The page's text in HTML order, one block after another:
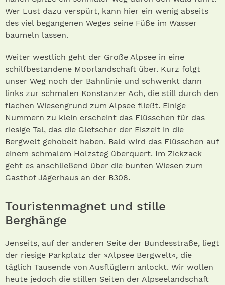
Wer Lust dazu verspürt, kann hier ein wenig abseits
des viel begangenen Weges seine Füße im Wasser
baumeln lassen.
Weiter westlich geht der Große Alpsee in eine
schilfbestandene Moorlandschaft über. Kurz folgt
unser Weg noch der Bahnlinie und schwenkt dann
links zur schmalen Konstanzer Ach, die still durch den
flachen Wiesengrund zum Alpsee fließt. Einige
Nummern zu klein erscheint das Flüsschen für das
riesige Tal, das die Gletscher der Eiszeit in die
Bergwelt gehobelt haben. Bald wird das Flüsschen auf
einem schmalem Holzsteg überquert. Im Zickzack
geht es anschließend über die bunten Wiesen zum
Gasthof Jägerhaus an der B308.
Touristenmagnet und stille
Berghänge
Jenseits, auf der anderen Seite der Bundesstraße, liegt
der riesige Parkplatz der »Alpsee Bergwelt«, die
täglich Tausende von Ausflüglern anlockt. Wir wollen
heute jedoch die stillen Seiten der Alpseelandschaft